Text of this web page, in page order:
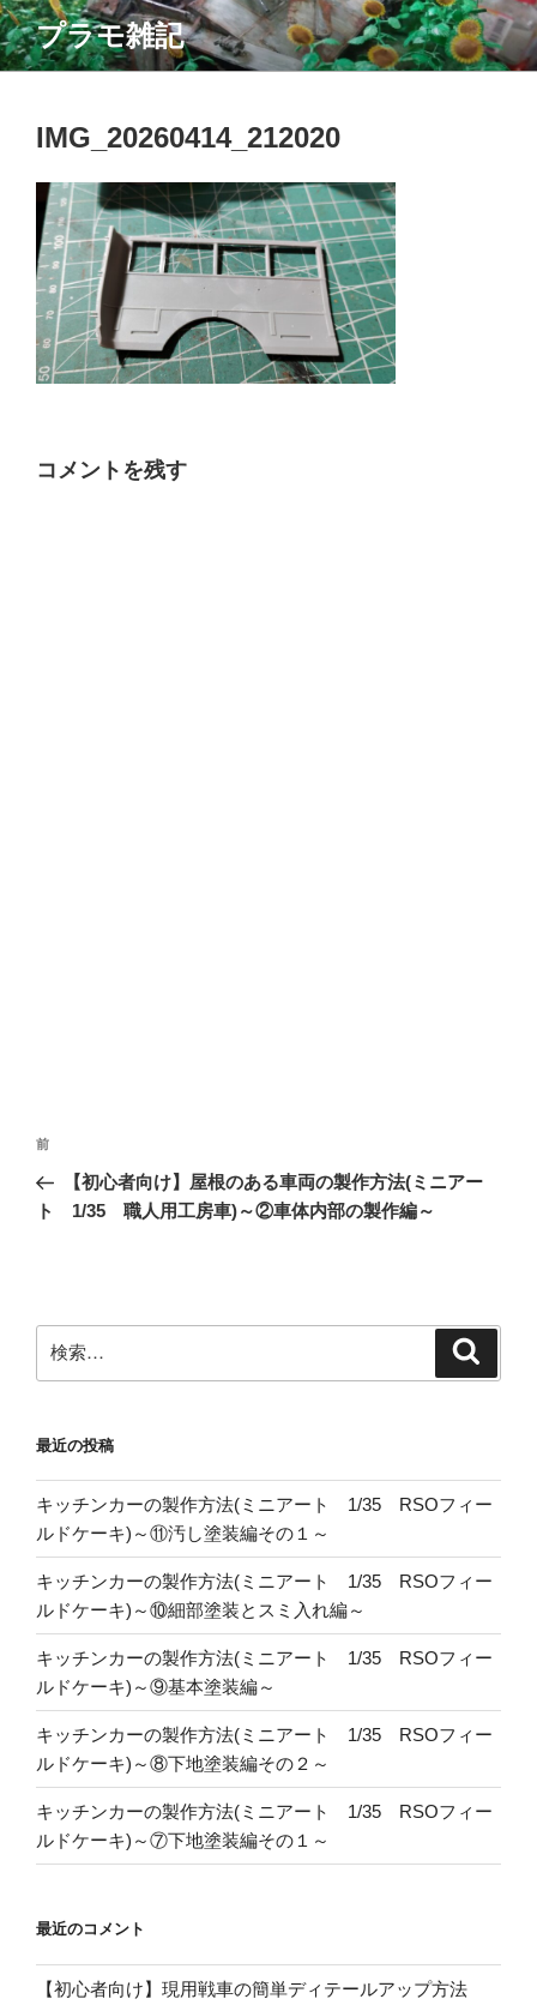
コ
ン
テ
プラモ雑記
IMG_20260414_212020
コメントを残す
投
ナ
シ
ョ
前
の
投
前
【初心者向け】屋根のある車両の製作方法(ミニアー
ト 1/35 職人用工房車)～②車体内部の製作編～
索:
最近の投稿
キッチンカーの製作方法(ミニアート 1/35 RSOフィー
ルドケーキ)～⑪汚し塗装編その１～
キッチンカーの製作方法(ミニアート 1/35 RSOフィー
ルドケーキ)～⑩細部塗装とスミ入れ編～
キッチンカーの製作方法(ミニアート 1/35 RSOフィー
ルドケーキ)～⑨基本塗装編～
キッチンカーの製作方法(ミニアート 1/35 RSOフィー
ルドケーキ)～⑧下地塗装編その２～
キッチンカーの製作方法(ミニアート 1/35 RSOフィー
ルドケーキ)～⑦下地塗装編その１～
最近のコメント
【初心者向け】現用戦車の簡単ディテールアップ方法